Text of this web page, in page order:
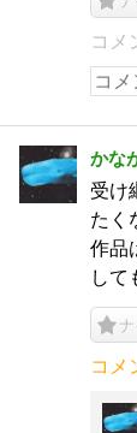
コメ
かな
受け
たく
作品
して
コメ